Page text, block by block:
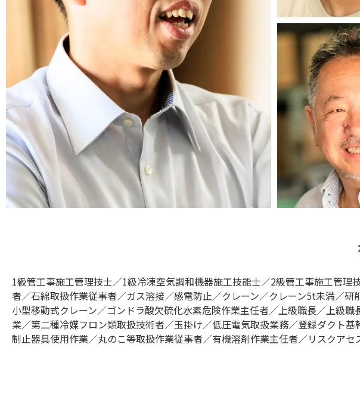
1級管⼯事施⼯管理技⼠／1級冷凍空気調和機器施⼯技能⼠／2級管⼯事施⼯管
者／⽯綿取扱作業従事者／ガス溶接／感電防⽌／クレーン／クレーン5t未満／
⼩型移動式クレーン／ゴンドラ酸⽋硫化⽔素危険作業主任者／上級職⻑／上級
業／第⼆種冷媒フロン類取扱技術者／⽟掛け／低圧電気取扱業務／登録ダクト
制⽌器具使⽤作業／丸のこ等取扱作業従事者／有機溶剤作業主任者／リスクアセ